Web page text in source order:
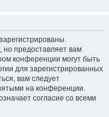
но предоставляет вам
конференции могут быть
для зарегистрированных
вам следует
на конференции.
согласие со всеми